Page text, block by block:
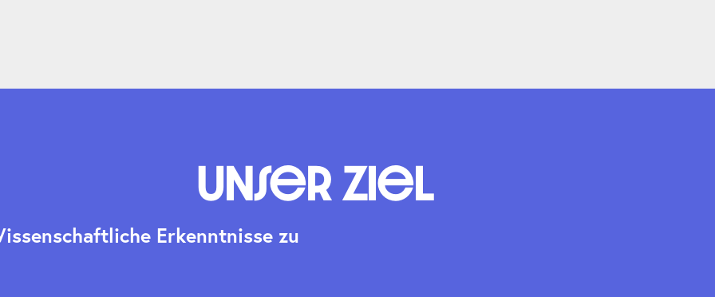
Unser Ziel
issenschaftliche Erkenntnisse zu